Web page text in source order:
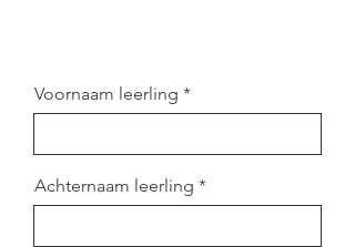
Voornaam leerling
Achternaam leerling